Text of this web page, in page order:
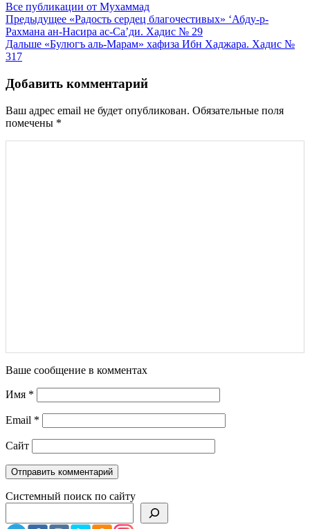
Все публикации от Мухаммад
Навигация
по
записям
Предыдущее «Радость сердец благочестивых» ‘Абду-р-
Рахмана ан-Насира ас-Са’ди. Хадис № 29
Дальше «Булюгъ аль-Марам» хафиза Ибн Хаджара. Хадис №
317
Добавить комментарий
Ваш адрес email не будет опубликован. Обязательные поля
помечены *
Ваше сообщение в комментах
Имя *
Email *
Сайт
Системный поиск по сайту